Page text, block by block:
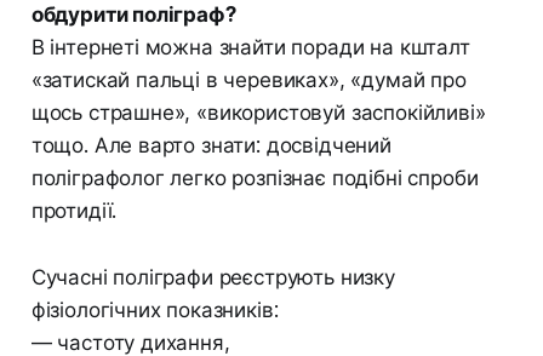
обдурити поліграф?
В інтернеті можна знайти поради на кшталт
«затискай пальці в черевиках», «думай про
щось страшне», «використовуй заспокійливі»
тощо. Але варто знати: досвідчений
поліграфолог легко розпізнає подібні спроби
протидії.
Сучасні поліграфи реєструють низку
фізіологічних показників:
— частоту дихання,